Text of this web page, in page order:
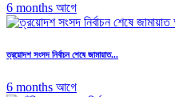
6 months আগে
ত্রয়োদশ সংসদ নির্বাচন শেষে জামায়াত...
6 months আগে